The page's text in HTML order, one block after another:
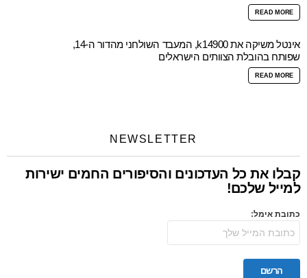
READ MORE
אינטל משיקה את k14900, המעבד השולחני מהדור ה-14,
שפותח בהובלת הצוותים הישראלים
READ MORE
NEWSLETTER
קבלו את כל העדכונים והסיפורים החמים ישירות
למייל שלכם!
כתובת אימל: